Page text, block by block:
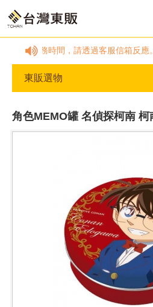
服務時間，請透過客服信箱反應
東販選物
角色MEMO罐 名偵探柯南 柯